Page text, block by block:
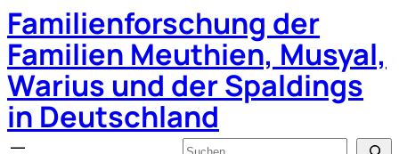
Zum
Inhalt
springen
Familienforschung der
Familien Meuthien, Musyal,
Warius und der Spaldings
in Deutschland
Suchen